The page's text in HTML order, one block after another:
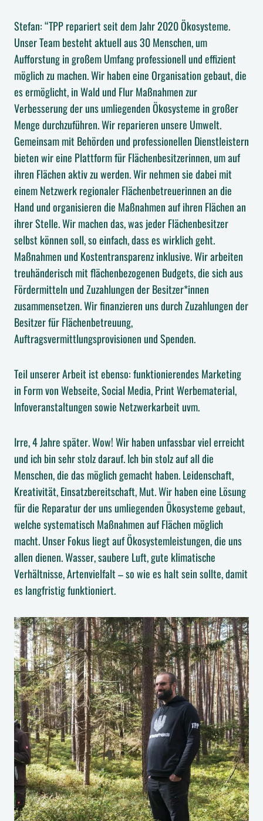
Stefan: “TPP repariert seit dem Jahr 2020 Ökosysteme.
Unser Team besteht aktuell aus 30 Menschen, um
Aufforstung in großem Umfang professionell und effizient
möglich zu machen. Wir haben eine Organisation gebaut, die
es ermöglicht, in Wald und Flur Maßnahmen zur
Verbesserung der uns umliegenden Ökosysteme in großer
Menge durchzuführen. Wir reparieren unsere Umwelt.
Gemeinsam mit Behörden und professionellen Dienstleistern
bieten wir eine Plattform für Flächenbesitzerinnen, um auf
ihren Flächen aktiv zu werden. Wir nehmen sie dabei mit
einem Netzwerk regionaler Flächenbetreuerinnen an die
Hand und organisieren die Maßnahmen auf ihren Flächen an
ihrer Stelle. Wir machen das, was jeder Flächenbesitzer
selbst können soll, so einfach, dass es wirklich geht.
Maßnahmen und Kostentransparenz inklusive. Wir arbeiten
treuhänderisch mit flächenbezogenen Budgets, die sich aus
Fördermitteln und Zuzahlungen der Besitzer*innen
zusammensetzen. Wir finanzieren uns durch Zuzahlungen der
Besitzer für Flächenbetreuung,
Auftragsvermittlungsprovisionen und Spenden.
Teil unserer Arbeit ist ebenso: funktionierendes Marketing
in Form von Webseite, Social Media, Print Werbematerial,
Infoveranstaltungen sowie Netzwerkarbeit uvm.
Irre, 4 Jahre später. Wow! Wir haben unfassbar viel erreicht
und ich bin sehr stolz darauf. Ich bin stolz auf all die
Menschen, die das möglich gemacht haben. Leidenschaft,
Kreativität, Einsatzbereitschaft, Mut. Wir haben eine Lösung
für die Reparatur der uns umliegenden Ökosysteme gebaut,
welche systematisch Maßnahmen auf Flächen möglich
macht. Unser Fokus liegt auf Ökosystemleistungen, die uns
allen dienen. Wasser, saubere Luft, gute klimatische
Verhältnisse, Artenvielfalt – so wie es halt sein sollte, damit
es langfristig funktioniert.